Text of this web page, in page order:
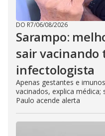
DO R7/06/08/2026
Sarampo:
sair vacinando
infectologista
Apenas gestantes e
vacinados, explica médica;
Paulo acende alerta